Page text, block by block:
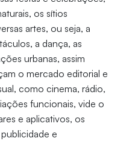
os sítios
artes, ou seja, a
a dança, as
urbanas, assim
o mercado editorial e
como cinema, rádio,
funcionais, vide o
e aplicativos, os
e